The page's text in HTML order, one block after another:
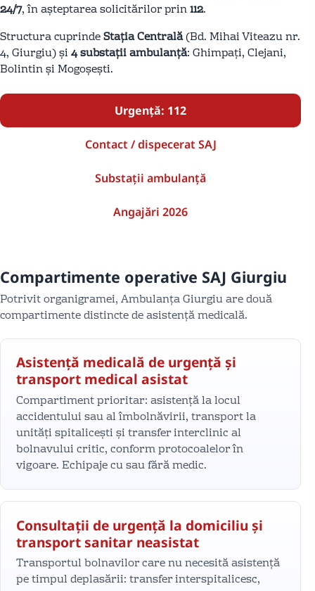
24/7, în așteptarea solicitărilor prin112.
Structura cuprindeStația Centrală(Bd. Mihai Viteazu nr.
4, Giurgiu) și4 substații ambulanță: Ghimpați, Clejani,
Bolintin și Mogoșești.
Urgență: 112
Contact / dispecerat SAJ
Substații ambulanță
Angajări 2026
Compartimente operative SAJ Giurgiu
Potrivit organigramei, Ambulanța Giurgiu are două
compartimente distincte de asistență medicală.
Asistență medicală de urgență și
transport medical asistat
Compartiment prioritar: asistență la locul
accidentului sau al îmbolnăvirii, transport la
unități spitalicești și transfer interclinic al
bolnavului critic, conform protocoalelor în
vigoare. Echipaje cu sau fără medic.
Consultații de urgență la domiciliu și
transport sanitar neasistat
Transportul bolnavilor care nu necesită asistență
pe timpul deplasării: transfer interspitalicesc,